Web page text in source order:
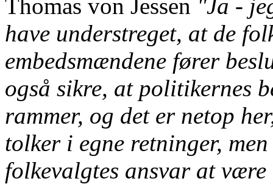
Thomas von Jessen "Ja -
have understreget, at de
embedsmændene fører
også sikre, at politikernes
rammer, og det er netop
tolker i egne retninger,
folkevalgtes ansvar at